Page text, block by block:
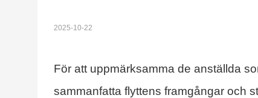
2025-10-22
För att uppmärksamma de anställda
sammanfatta flyttens framgångar och